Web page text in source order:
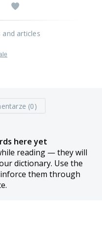
and articles
(0)
here yet
reading — they will
dictionary. Use the
them through